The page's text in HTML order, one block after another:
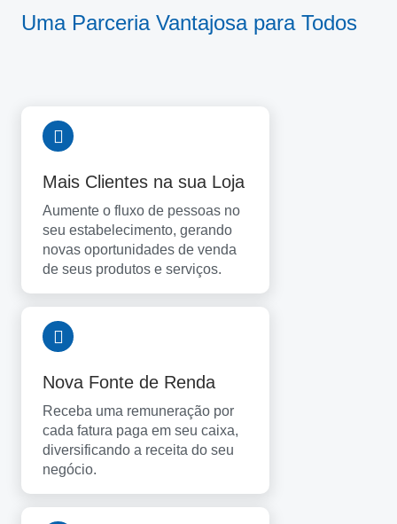
Uma Parceria Vantajosa para Todos
Mais Clientes na sua Loja
Aumente o fluxo de pessoas no
seu estabelecimento, gerando
novas oportunidades de venda
de seus produtos e serviços.
Nova Fonte de Renda
Receba uma remuneração por
cada fatura paga em seu caixa,
diversificando a receita do seu
negócio.